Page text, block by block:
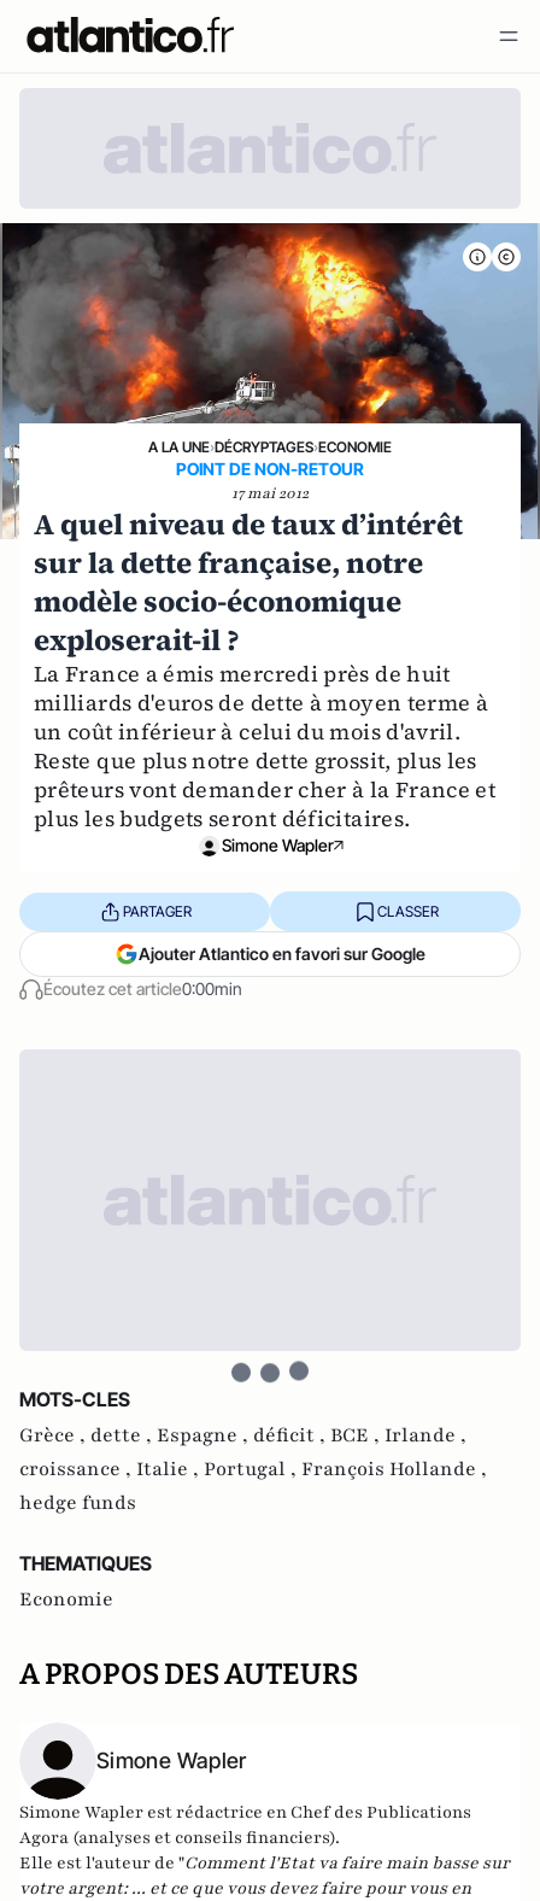
A LA UNE›DÉCRYPTAGES›ECONOMIE
POINT DE NON-RETOUR
17 mai 2012
A quel niveau de taux d’intérêt
sur la dette française, notre
modèle socio-économique
exploserait-il ?
La France a émis mercredi près de huit
milliards d'euros de dette à moyen terme à
un coût inférieur à celui du mois d'avril.
Reste que plus notre dette grossit, plus les
prêteurs vont demander cher à la France et
plus les budgets seront déficitaires.
Simone Wapler
Écoutez cet article0:00min
PARTAGER CLASSER
Ajouter Atlantico en favori sur Google
MOTS-CLES
Grèce , dette , Espagne , déficit , BCE , Irlande ,
croissance , Italie , Portugal , François Hollande ,
hedge funds
THEMATIQUES
Economie
A PROPOS DES AUTEURS
Simone Wapler
Simone Wapler est rédactrice en Chef des Publications
Agora (analyses et conseils financiers).
Elle est l'auteur de "Comment l'Etat va faire main basse sur
votre argent: ... et ce que vous devez faire pour vous en